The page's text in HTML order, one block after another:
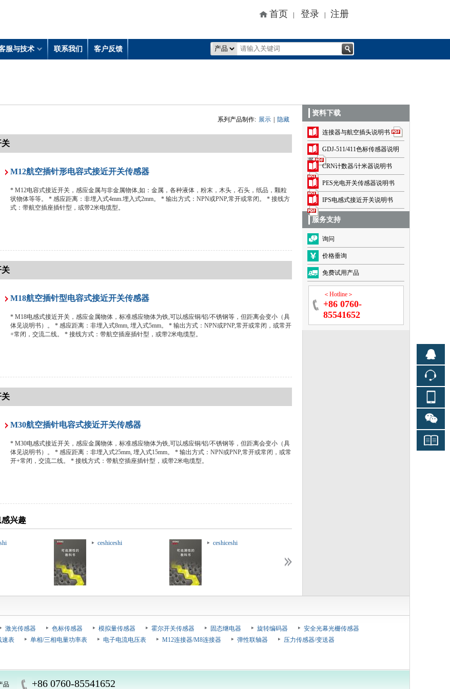
首页 登录 注册
服与技术 联系我们 客户反馈
系列产品制作: 展示 隐藏
关
M12航空插针形电容式接近开关传感器
* M12电容式接近开关，感应金属与非金属物体,如：金属，各种液体，粉末，木头，石头，纸品，颗粒
状物体等等。 * 感应距离：非埋入式4mm.埋入式2mm。 * 输出方式：NPN或PNP,常开或常闭。 * 接线方
式：带航空插座插针型，或带2米电缆型。
关
M18航空插针型电容式接近开关传感器
* M18电感式接近开关，感应金属物体，标准感应物体为铁,可以感应铜/铝/不锈钢等，但距离会变小（具
体见说明书）。 * 感应距离：非埋入式8mm, 埋入式5mm。 * 输出方式：NPN或PNP,常开或常闭，或常开
+常闭，交流二线。 * 接线方式：带航空插座插针型，或带2米电缆型。
关
M30航空插针电容式接近开关传感器
* M30电感式接近开关，感应金属物体，标准感应物体为铁,可以感应铜/铝/不锈钢等，但距离会变小（具
体见说明书）。 * 感应距离：非埋入式25mm, 埋入式15mm。 * 输出方式：NPN或PNP,常开或常闭，或常
开+常闭，交流二线。 * 接线方式：带航空插座插针型，或带2米电缆型。
兴趣
ceshiceshi ceshiceshi
资料下载
连接器与航空插头说明书
GDJ-511/411色标传感器说明
书
CRN计数器/计米器说明书
PES光电开关传感器说明书
IPS电感式接近开关说明书
服务支持
询问
价格垂询
免费试用产品
＜Hotline＞
+86 0760-
85541652
激光传感器 色标传感器 模拟量传感器 霍尔开关传感器 固态继电器 旋转编码器
安全光幕光栅传感器
速表 单相/三相电量功率表 电子电流电压表 M12连接器/M8连接器 弹性联轴器
压力传感器/变送器
品 +86 0760-85541652